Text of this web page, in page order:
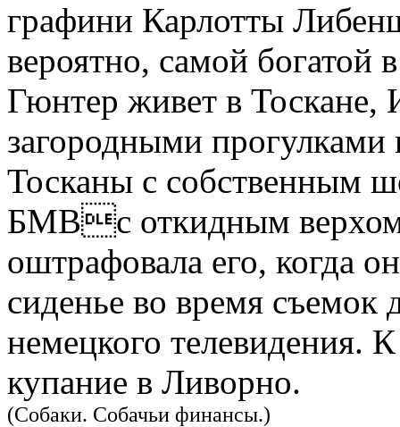
графини Карлотты
вероятно, самой богатой
Гюнтер живет в Тоскане,
загородными прогулками
Тосканы с собственным
БМВс откидным
оштрафовала его, когда
сиденье во время съемок
немецкого телевидения.
купание в Ливорно.
(Собаки. Собачьи финансы.)